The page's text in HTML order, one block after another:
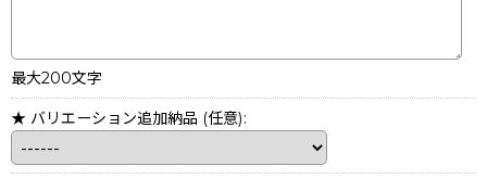
最大200文字
★ バリエーション追加納品 (任意):